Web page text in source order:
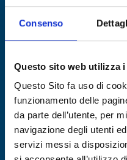
Consenso
Questo sito web utilizza
Questo Sito fa uso di
funzionamento delle
da parte dell’utente, per
navigazione degli utenti
servizi messi a
ID:
Expires on